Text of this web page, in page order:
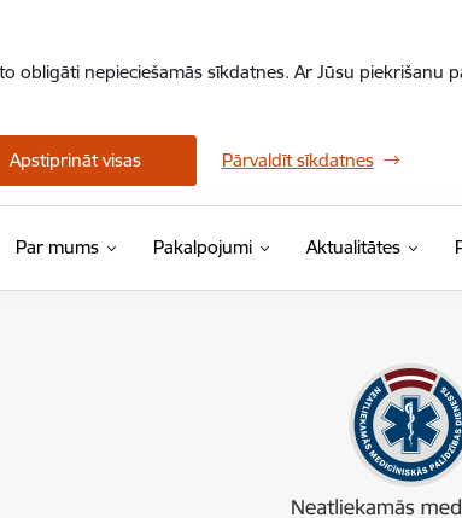
obligāti nepieciešamās sīkdatnes. Ar Jūsu
Apstiprināt visas Pārvaldīt sīkdatnes
Par mums Pakalpojumi Aktualitātes